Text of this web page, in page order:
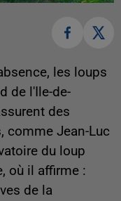
les loups
de l'Ile-de-
des
comme Jean-Luc
du loup
où il affirme :
de la